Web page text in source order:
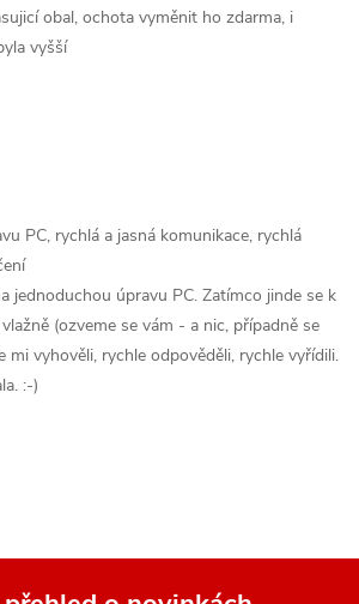
obal, ochota vyměnit ho zdarma, i
vyšší
PC, rychlá a jasná komunikace, rychlá
jednoduchou úpravu PC. Zatímco jinde se k
(ozveme se vám - a nic, případně se
mi vyhověli, rychle odpověděli, rychle vyřídili.
:-)